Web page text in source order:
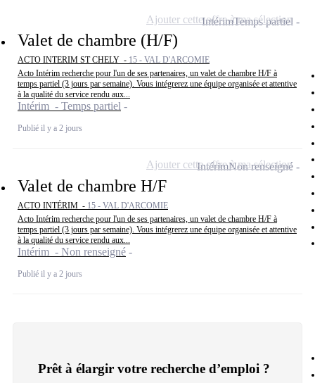
Valet de chambre (H/F)
ACTO INTERIM ST CHELY - 15 - VAL D'ARCOMIE
Acto Intérim recherche pour l'un de ses partenaires, un valet de chambre H/F à
temps partiel (3 jours par semaine). Vous intégrerez une équipe organisée et attentive
à la qualité du service rendu aux...
Intérim - Temps partiel
Publié il y a 2 jours
IntérimTemps partiel
Ajouter cette offre à ma sélection
Valet de chambre H/F
ACTO INTÉRIM - 15 - VAL D'ARCOMIE
Acto Intérim recherche pour l'un de ses partenaires, un valet de chambre H/F à
temps partiel (3 jours par semaine). Vous intégrerez une équipe organisée et attentive
à la qualité du service rendu aux...
Intérim - Non renseigné
Publié il y a 2 jours
IntérimNon renseigné
Ajouter cette offre à ma sélection
Prêt à élargir votre recherche d’emploi ?